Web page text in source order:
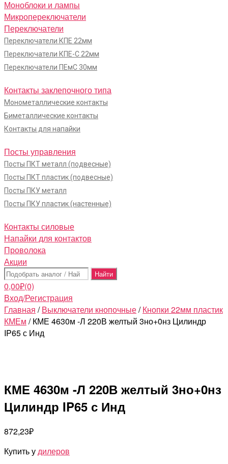
Моноблоки и лампы
Микропереключатели
Переключатели
Переключатели КПЕ 22мм
Переключатели КПЕ-С 22мм
Переключатели ПЕмС 30мм
Контакты заклепочного типа
Монометаллические контакты
Биметаллические контакты
Контакты для напайки
Посты управления
Посты ПКТ металл (подвесные)
Посты ПКТ пластик (подвесные)
Посты ПКУ металл
Посты ПКУ пластик (настенные)
Контакты силовые
Напайки для контактов
Проволока
Акции
Поиск:
0,00₽(0)
Вход/Регистрация
Главная /Выключатели кнопочные/Кнопки 22мм пластик
КМЕм / КМЕ 4630м -Л 220В желтый 3но+0нз Цилиндр
IP65 с Инд
КМЕ 4630м -Л 220В желтый 3но+0нз
Цилиндр IP65 с Инд
872,23₽
Купить удилеров